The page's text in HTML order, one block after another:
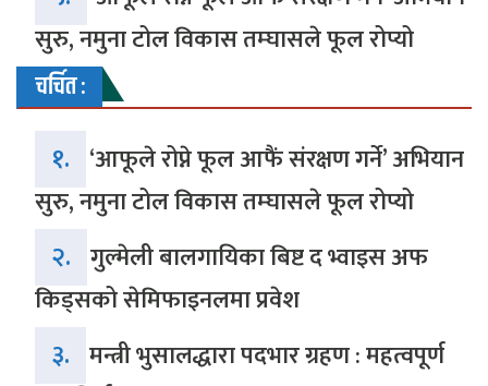
सुरु, नमुना टोल विकास तम्घासले फूल रोप्यो
चर्चित :
१. ‘आफूले रोप्ने फूल आफैं संरक्षण गर्ने’ अभियान
सुरु, नमुना टोल विकास तम्घासले फूल रोप्यो
२. गुल्मेली बालगायिका बिष्ट द भ्वाइस अफ
किड्सको सेमिफाइनलमा प्रवेश
३. मन्त्री भुसालद्धारा पदभार ग्रहण : महत्वपूर्ण